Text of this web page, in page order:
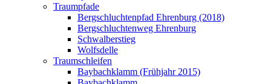
Traumpfade
Bergschluchtenpfad Ehrenburg (2018)
Bergschluchtenweg Ehrenburg
Schwalberstieg
Wolfsdelle
Traumschleifen
Baybachklamm (Frühjahr 2015)